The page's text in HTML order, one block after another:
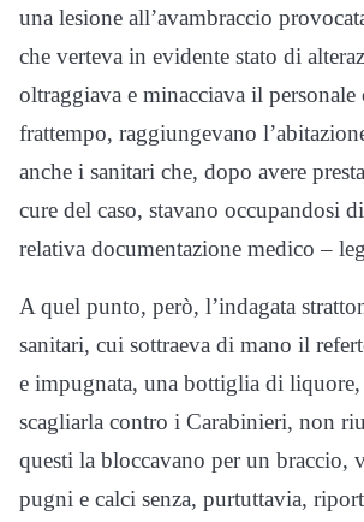
una lesione all’avambraccio
che verteva in evidente stato di
oltraggiava e minacciava il personale
frattempo, raggiungevano
anche i sanitari che, dopo avere
cure del caso, stavano occupandosi
relativa documentazione medico –
A quel punto, però, l’indagata
sanitari, cui sottraeva di mano il
e impugnata, una bottiglia di liquore,
scagliarla contro i Carabinieri, non
questi la bloccavano per un braccio,
pugni e calci senza, purtuttavia,